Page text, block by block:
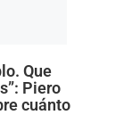
Que
Piero
cuánto